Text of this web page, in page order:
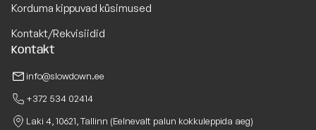
Korduma kippuvad küsimused
Kontakt/Rekvisiidid
Kontakt
info@slowdown.ee
+372 534 02414
Laki 4, 10621, Tallinn (Eelnevalt palun kokkuleppida aeg)